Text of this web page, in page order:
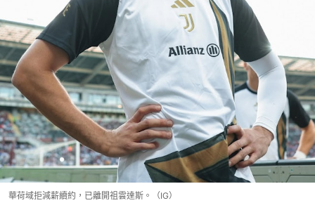
華荷域拒減薪續約，已離開祖雲達斯。（IG）